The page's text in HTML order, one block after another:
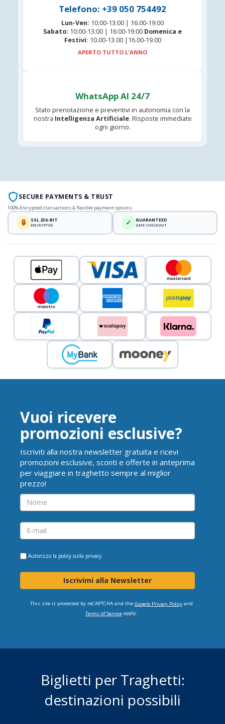
Telefono: +39 050 754492
Lun-Ven: 10:00-13:00 | 16:00-19:00
Sabato: 10:00-13:00 | 16:00-19:00 Domenica e
Festivi: 10.00-13.00 |16.00-19.00
APERTO TUTTO L'ANNO
WhatsApp AI 24/7
Stato prenotazione e preventivi in autonomia con la
nostra Intelligenza Artificiale. Risposte immediate
ogni giorno.
SECURE PAYMENTS & TRUST
100% Encrypted transactions & flexible payment options
🔒 SSL 256-BIT
ENCRYPTED ✓ GUARANTEED
SAFE CHECKOUT
Vuoi ricevere
promozioni esclusive?
Iscriviti alla nostra newsletter gratuita e ricevi
promozioni esclusive, sconti e offerte in anteprima
per viaggiare in traghetto sempre al miglior
prezzo!
Autorizzo la policy sulla privacy
Iscrivimi alla Newsletter
This site is protected by reCAPTCHA and the Google Privacy Policyand
Terms of Serviceapply.
Biglietti per Traghetti:
destinazioni possibili